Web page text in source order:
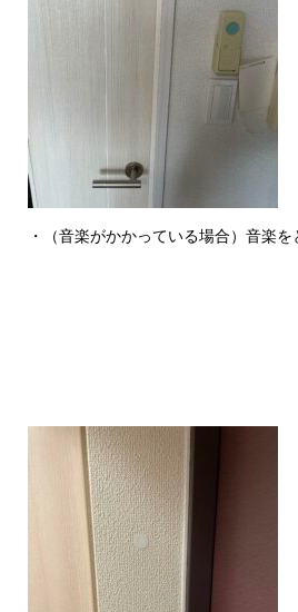
・（音楽がかかっている場合）音楽を